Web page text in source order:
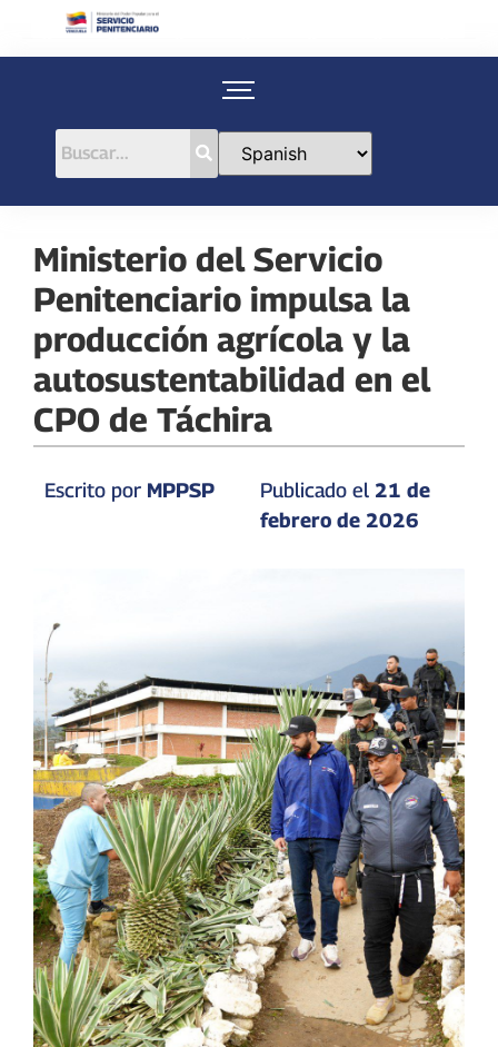
Ministerio del Servicio
Penitenciario impulsa la
producción agrícola y la
autosustentabilidad en el
CPO de Táchira
Escrito por MPPSP Publicado el 21 de
febrero de 2026